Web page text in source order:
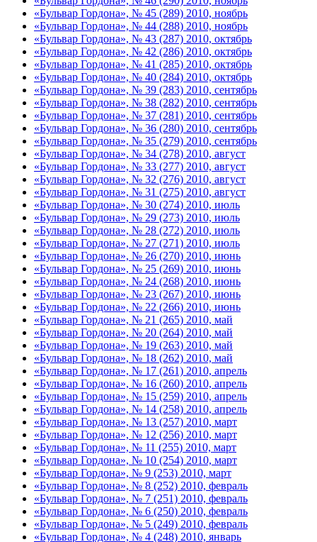
«Бульвар Гордона», № 45 (289) 2010, ноябрь
«Бульвар Гордона», № 44 (288) 2010, ноябрь
«Бульвар Гордона», № 43 (287) 2010, октябрь
«Бульвар Гордона», № 42 (286) 2010, октябрь
«Бульвар Гордона», № 41 (285) 2010, октябрь
«Бульвар Гордона», № 40 (284) 2010, октябрь
«Бульвар Гордона», № 39 (283) 2010, сентябрь
«Бульвар Гордона», № 38 (282) 2010, сентябрь
«Бульвар Гордона», № 37 (281) 2010, сентябрь
«Бульвар Гордона», № 36 (280) 2010, сентябрь
«Бульвар Гордона», № 35 (279) 2010, сентябрь
«Бульвар Гордона», № 34 (278) 2010, август
«Бульвар Гордона», № 33 (277) 2010, август
«Бульвар Гордона», № 32 (276) 2010, август
«Бульвар Гордона», № 31 (275) 2010, август
«Бульвар Гордона», № 30 (274) 2010, июль
«Бульвар Гордона», № 29 (273) 2010, июль
«Бульвар Гордона», № 28 (272) 2010, июль
«Бульвар Гордона», № 27 (271) 2010, июль
«Бульвар Гордона», № 26 (270) 2010, июнь
«Бульвар Гордона», № 25 (269) 2010, июнь
«Бульвар Гордона», № 24 (268) 2010, июнь
«Бульвар Гордона», № 23 (267) 2010, июнь
«Бульвар Гордона», № 22 (266) 2010, июнь
«Бульвар Гордона», № 21 (265) 2010, май
«Бульвар Гордона», № 20 (264) 2010, май
«Бульвар Гордона», № 19 (263) 2010, май
«Бульвар Гордона», № 18 (262) 2010, май
«Бульвар Гордона», № 17 (261) 2010, апрель
«Бульвар Гордона», № 16 (260) 2010, апрель
«Бульвар Гордона», № 15 (259) 2010, апрель
«Бульвар Гордона», № 14 (258) 2010, апрель
«Бульвар Гордона», № 13 (257) 2010, март
«Бульвар Гордона», № 12 (256) 2010, март
«Бульвар Гордона», № 11 (255) 2010, март
«Бульвар Гордона», № 10 (254) 2010, март
«Бульвар Гордона», № 9 (253) 2010, март
«Бульвар Гордона», № 8 (252) 2010, февраль
«Бульвар Гордона», № 7 (251) 2010, февраль
«Бульвар Гордона», № 6 (250) 2010, февраль
«Бульвар Гордона», № 5 (249) 2010, февраль
«Бульвар Гордона», № 4 (248) 2010, январь